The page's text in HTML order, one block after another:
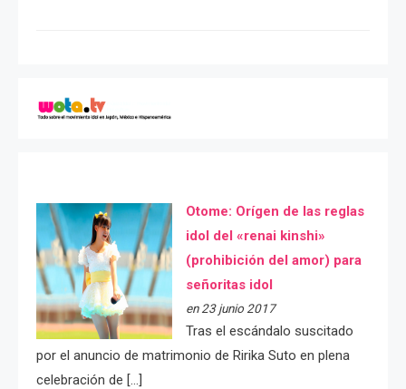
Otome: Orígen de las reglas
idol del «renai kinshi»
(prohibición del amor) para
señoritas idol
en 23 junio 2017
Tras el escándalo suscitado
por el anuncio de matrimonio de Ririka Suto en plena
celebración de […]